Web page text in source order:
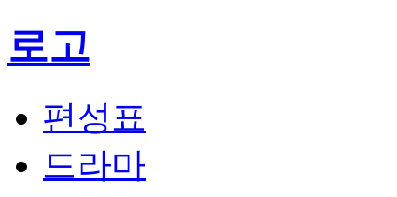
로고
편성표
드라마